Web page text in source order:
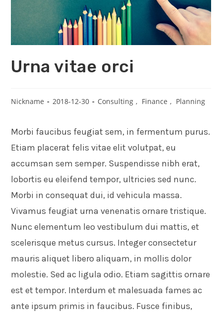
Urna vitae orci
Nickname 2018-12-30 Consulting , Finance , Planning
Morbi faucibus feugiat sem, in fermentum purus.
Etiam placerat felis vitae elit volutpat, eu
accumsan sem semper. Suspendisse nibh erat,
lobortis eu eleifend tempor, ultricies sed nunc.
Morbi in consequat dui, id vehicula massa.
Vivamus feugiat urna venenatis ornare tristique.
Nunc elementum leo vestibulum dui mattis, et
scelerisque metus cursus. Integer consectetur
mauris aliquet libero aliquam, in mollis dolor
molestie. Sed ac ligula odio. Etiam sagittis ornare
est et tempor. Interdum et malesuada fames ac
ante ipsum primis in faucibus. Fusce finibus,